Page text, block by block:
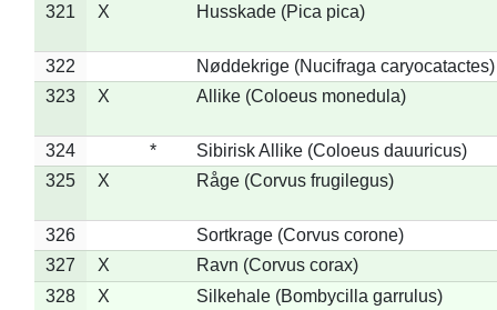
321
X Husskade (Pica pica)
322
Nøddekrige (Nucifraga caryocatactes)
323
X Allike (Coloeus monedula)
324 *
Sibirisk Allike (Coloeus dauuricus)
325
X Råge (Corvus frugilegus)
326
Sortkrage (Corvus corone)
327
X
Ravn (Corvus corax)
328
X Silkehale (Bombycilla garrulus)